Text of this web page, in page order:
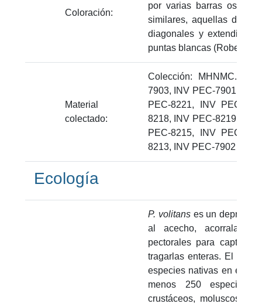
Coloración:
por varias barras
similares, aquellas de la
diagonales y
puntas blancas (Robertson
Material
colectado:
Colección: MHNMC.
7903, INV PEC-7901, INV
PEC-8221, INV PEC-
8218, INV PEC-8219, INV
PEC-8215, INV PEC-
8213, INV PEC-7902
Ecología
P. volitanses un
al acecho,
pectorales para
tragarlas enteras. El pez
especies nativas en el
menos 250 especies
crustáceos, moluscos y